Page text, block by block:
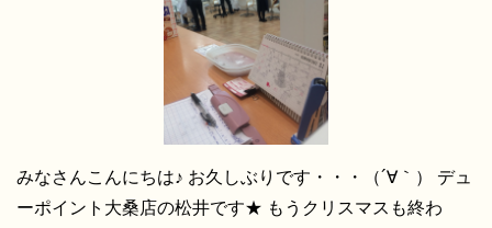
みなさんこんにちは♪ お久しぶりです・・・（´∀｀） デュ
ーポイント大桑店の松井です★ もうクリスマスも終わ